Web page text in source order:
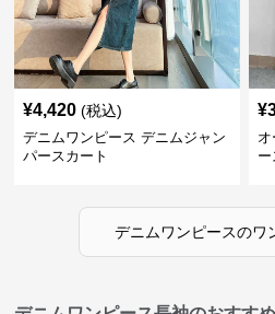
¥4,420 (税込)
デニムワンピース デニムジャン
パースカート
¥
ー
デニムワンピースのワ